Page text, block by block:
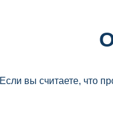
Если вы считаете, что